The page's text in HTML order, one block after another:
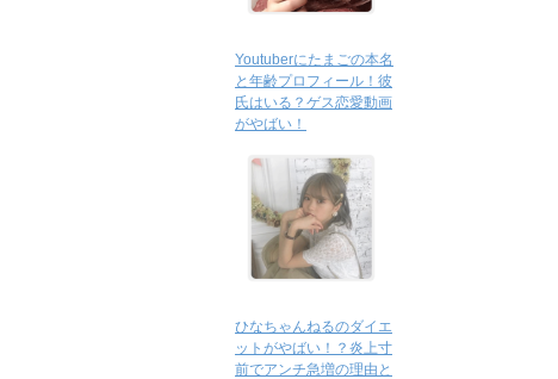
Youtuberにたまごの本名
と年齢プロフィール！彼
氏はいる？ゲス恋愛動画
がやばい！
ひなちゃんねるのダイエ
ットがやばい！？炎上寸
前でアンチ急増の理由と